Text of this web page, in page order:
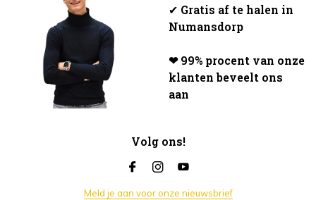
✔ Gratis af te halen in
Numansdorp
❤ 99% procent van onze
klanten beveelt ons
aan
Volg ons!
Meld je aan voor onze nieuwsbrief